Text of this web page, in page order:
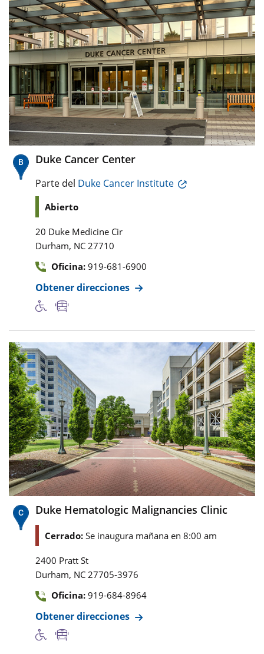
Duke Cancer Center
Parte del Duke Cancer Institute
Abierto
20 Duke Medicine Cir
Durham, NC 27710
Oficina: 919-681-6900
Obtener direcciones
Duke Hematologic Malignancies Clinic
Cerrado: Se inaugura mañana en 8:00 am
2400 Pratt St
Durham, NC 27705-3976
Oficina: 919-684-8964
Obtener direcciones